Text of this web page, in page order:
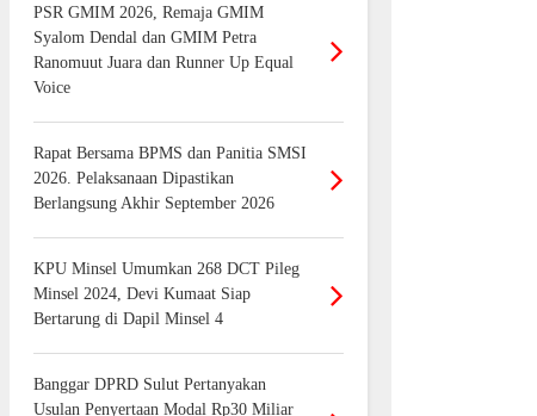
PSR GMIM 2026, Remaja GMIM
Syalom Dendal dan GMIM Petra
Ranomuut Juara dan Runner Up Equal
Voice
Rapat Bersama BPMS dan Panitia SMSI
2026. Pelaksanaan Dipastikan
Berlangsung Akhir September 2026
KPU Minsel Umumkan 268 DCT Pileg
Minsel 2024, Devi Kumaat Siap
Bertarung di Dapil Minsel 4
Banggar DPRD Sulut Pertanyakan
Usulan Penyertaan Modal Rp30 Miliar